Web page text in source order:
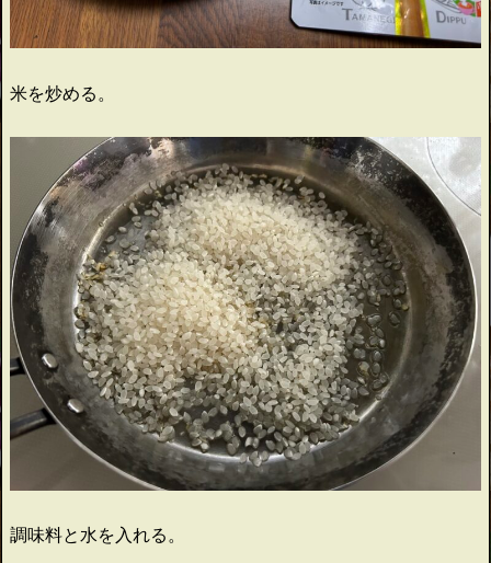
米を炒める。
調味料と水を入れる。